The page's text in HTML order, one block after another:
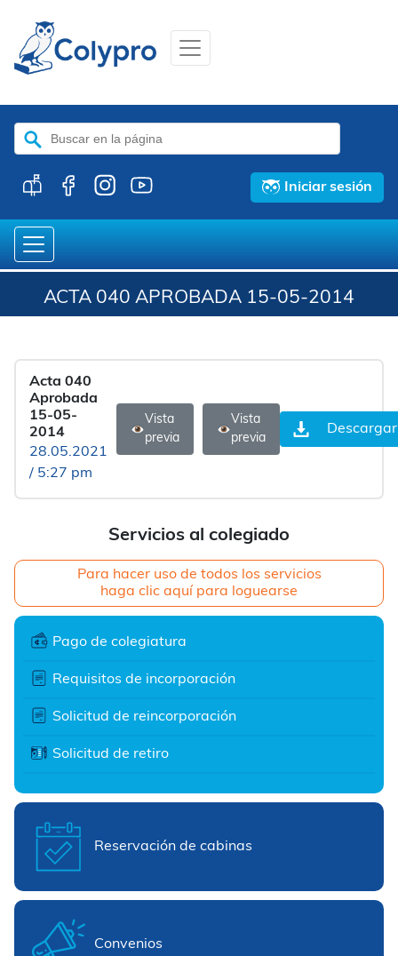
Buscar:
Iniciar sesión
ACTA 040 APROBADA 15-05-2014
Servicios al colegiado
Para hacer uso de todos los servicios
haga clic aquí para loguearse
Pago de colegiatura
Requisitos de incorporación
Solicitud de reincorporación
Solicitud de retiro
Reservación de cabinas
Convenios
Acta 040
Aprobada
15-05-
2014
28.05.2021
/ 5:27 pm
Vista
previa
Vista
previa
Descargar